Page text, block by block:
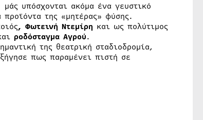
υπόσχονται ακόμα ένα γευστικό
της «μητέρας» φύσης.
, Φωτεινή Ντεμίρη και ως πολύτιμος
ροδόσταγμα Αγρού.
της θεατρική σταδιοδρομία,
πως παραμένει πιστή σε